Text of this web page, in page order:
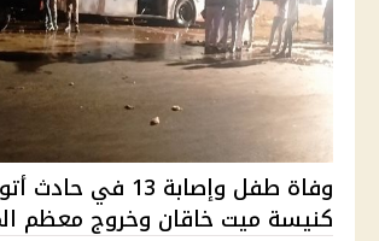
وفاة طفل وإصابة 13 في
كنيسة ميت خاقان وخروج معظم